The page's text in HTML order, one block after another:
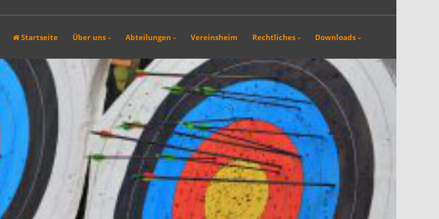
wurde…
Wir haben das nächste Bogenschiessen mit Weisswurstfrühstück aufgrund
Es gibt aus…
02.08. - 30.08.2026 geschlossen.
Startseite Über uns Abteilungen Vereinsheim Rechtliches Downloads